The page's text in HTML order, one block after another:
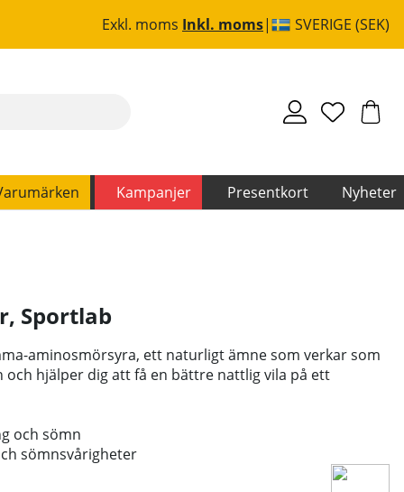
Exkl. moms Inkl. moms SVERIGE (SEK)
Kampanjer Presentkort Nyheter
, Sportlab
aminosmörsyra, ett naturligt ämne som verkar som
och hjälper dig att få en bättre nattlig vila på ett
och sömn
sömnsvårigheter